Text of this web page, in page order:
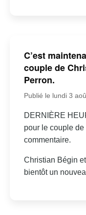
C’est
couple de
Perron.
Publié le lundi 3
DERNIÈRE
pour le couple
commentaire.
Christian Bégin
bientôt un